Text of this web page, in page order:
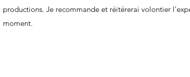
productions. Je recommande et réitérerai volontier
moment.